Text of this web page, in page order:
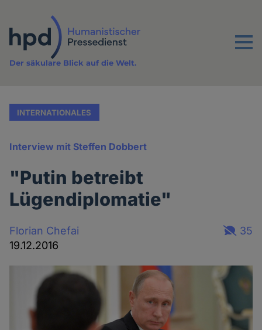
Inhalt
Menu
Der säkulare Blick auf die Welt.
INTERNATIONALES
Interview mit Steffen Dobbert
"Putin betreibt
Lügendiplomatie"
Florian Chefai
19.12.2016
35